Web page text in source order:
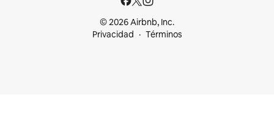
© 2026 Airbnb, Inc.
Privacidad
Términos